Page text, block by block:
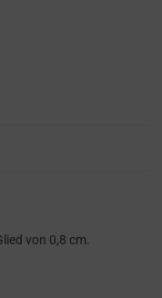
von 0,8 cm.